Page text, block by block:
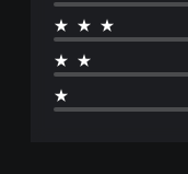
★★★
★★
★